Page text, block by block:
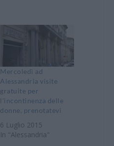
Mercoledì ad
Alessandria visite
gratuite per
l’incontinenza delle
donne, prenotatevi
6 Luglio 2015
In "Alessandria"